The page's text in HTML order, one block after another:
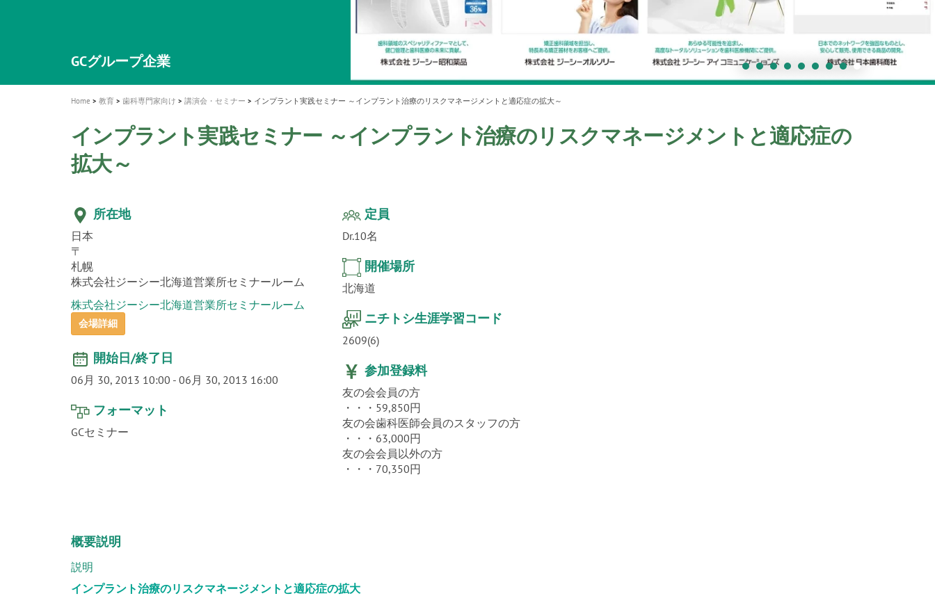
o
n
quality of life
製品の詳細情報はこちら
開
ロジーブック」公開
医療ホワイトニング ティオン®
専用サイトはこちら
製品の詳細情報はこちら
ショートインプラント新発売
GCグループ企業
Home 教育 歯科専門家向け 講演会・セミナー インプラント実践セミナー ～インプラント治療のリスクマネージメントと適応症の拡大～
インプラント実践セミナー ～インプラント治療のリスクマネージメントと適応症の
拡大～
所在地
日本
〒
札幌
株式会社ジーシー北海道営業所セミナールーム
株式会社ジーシー北海道営業所セミナールーム
会場詳細
開始日/終了日
06月 30, 2013 10:00 - 06月 30, 2013 16:00
フォーマット
GCセミナー
定員
Dr.10名
開催場所
北海道
ニチトシ生涯学習コード
2609(6)
参加登録料
友の会会員の方
・・・59,850円
友の会歯科医師会員のスタッフの方
・・・63,000円
友の会会員以外の方
・・・70,350円
概要説明
説明
インプラント治療のリスクマネージメントと適応症の拡大